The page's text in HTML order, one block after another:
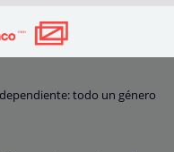
todo un género